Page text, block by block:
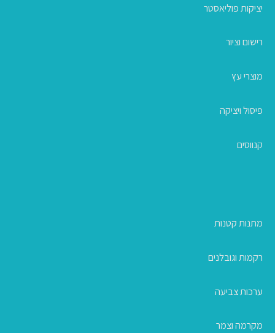
יציקות פוליאסטר
רישום וציור
מוצרי עץ
פיסול ויציקה
קנווסים
מתנות קטנות
רקמות וגובלנים
ערכות צביעה
מקרמה וצמר